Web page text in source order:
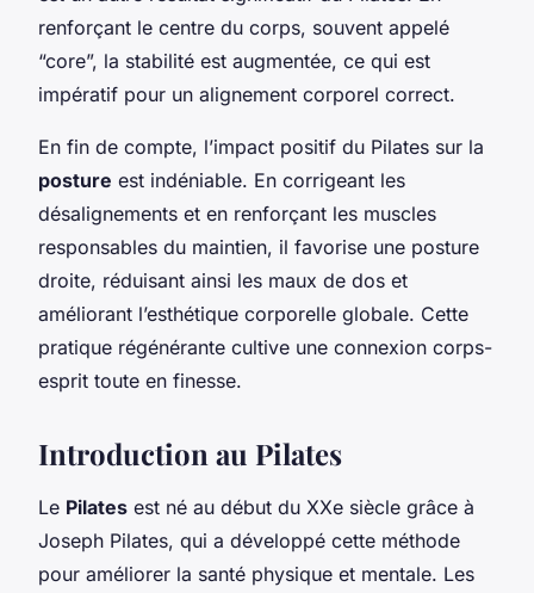
renforçant le centre du corps, souvent appelé
“core”, la stabilité est augmentée, ce qui est
impératif pour un alignement corporel correct.
En fin de compte, l’impact positif du Pilates sur la
posture est indéniable. En corrigeant les
désalignements et en renforçant les muscles
responsables du maintien, il favorise une posture
droite, réduisant ainsi les maux de dos et
améliorant l’esthétique corporelle globale. Cette
pratique régénérante cultive une connexion corps-
esprit toute en finesse.
Introduction au Pilates
Le Pilates est né au début du XXe siècle grâce à
Joseph Pilates, qui a développé cette méthode
pour améliorer la santé physique et mentale. Les